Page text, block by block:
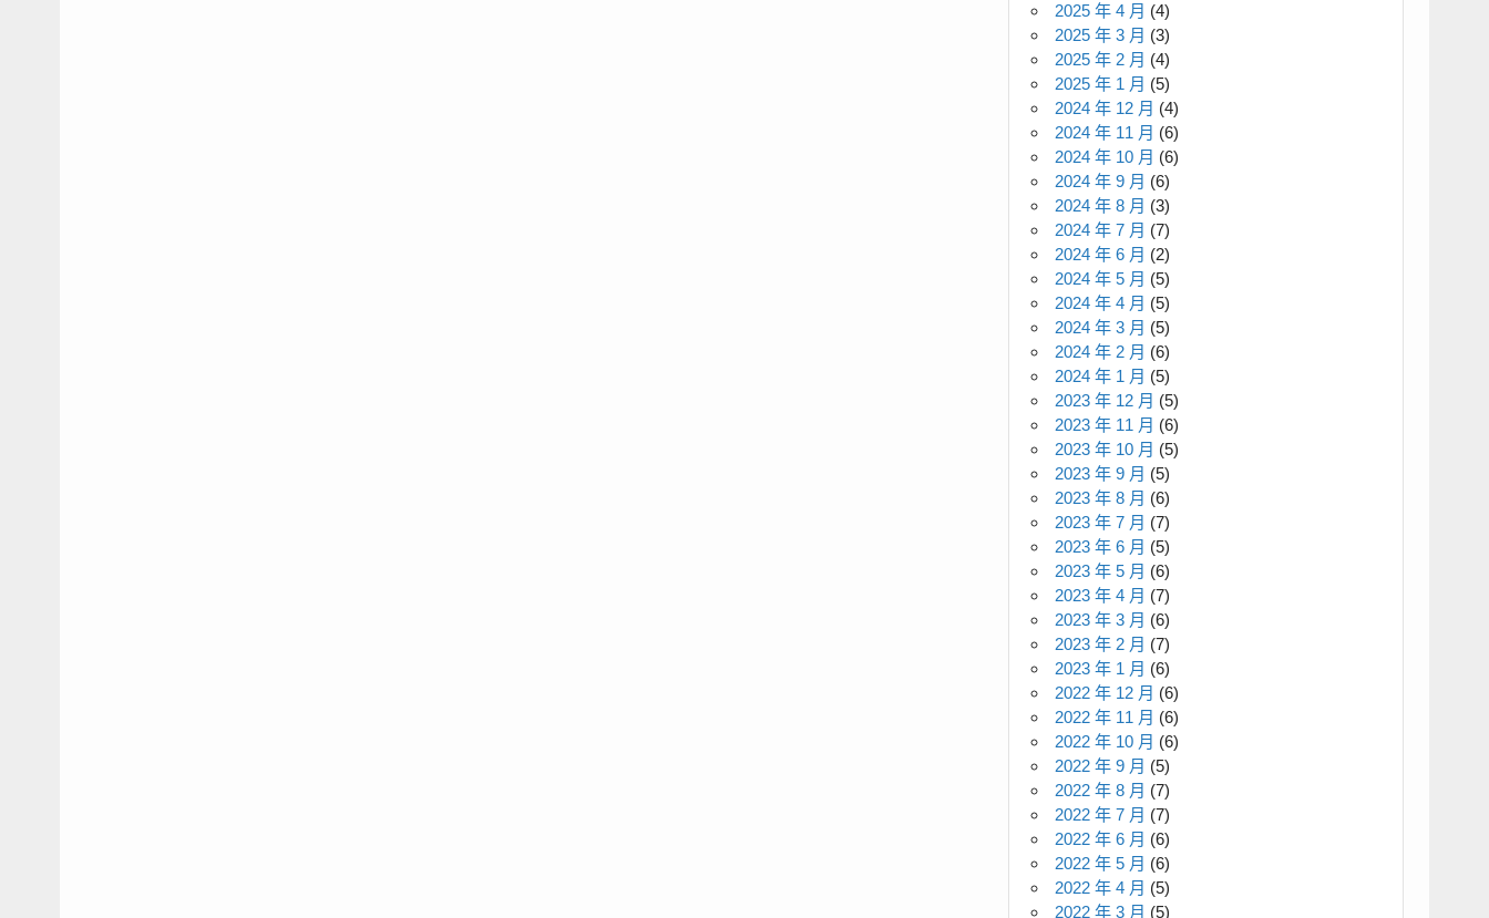
2025 年 4 月 (4)
2025 年 3 月 (3)
2025 年 2 月 (4)
2025 年 1 月 (5)
2024 年 12 月 (4)
2024 年 11 月 (6)
2024 年 10 月 (6)
2024 年 9 月 (6)
2024 年 8 月 (3)
2024 年 7 月 (7)
2024 年 6 月 (2)
2024 年 5 月 (5)
2024 年 4 月 (5)
2024 年 3 月 (5)
2024 年 2 月 (6)
2024 年 1 月 (5)
2023 年 12 月 (5)
2023 年 11 月 (6)
2023 年 10 月 (5)
2023 年 9 月 (5)
2023 年 8 月 (6)
2023 年 7 月 (7)
2023 年 6 月 (5)
2023 年 5 月 (6)
2023 年 4 月 (7)
2023 年 3 月 (6)
2023 年 2 月 (7)
2023 年 1 月 (6)
2022 年 12 月 (6)
2022 年 11 月 (6)
2022 年 10 月 (6)
2022 年 9 月 (5)
2022 年 8 月 (7)
2022 年 7 月 (7)
2022 年 6 月 (6)
2022 年 5 月 (6)
2022 年 4 月 (5)
2022 年 3 月 (5)